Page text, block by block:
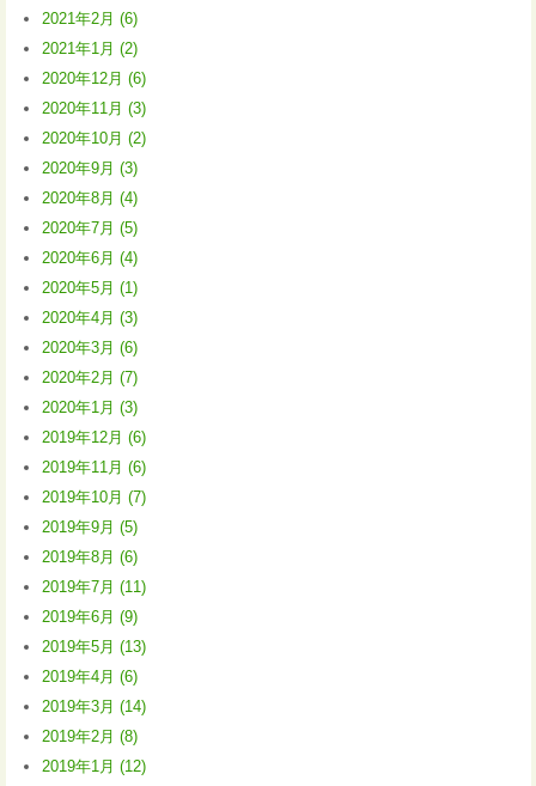
2021年2月 (6)
2021年1月 (2)
2020年12月 (6)
2020年11月 (3)
2020年10月 (2)
2020年9月 (3)
2020年8月 (4)
2020年7月 (5)
2020年6月 (4)
2020年5月 (1)
2020年4月 (3)
2020年3月 (6)
2020年2月 (7)
2020年1月 (3)
2019年12月 (6)
2019年11月 (6)
2019年10月 (7)
2019年9月 (5)
2019年8月 (6)
2019年7月 (11)
2019年6月 (9)
2019年5月 (13)
2019年4月 (6)
2019年3月 (14)
2019年2月 (8)
2019年1月 (12)